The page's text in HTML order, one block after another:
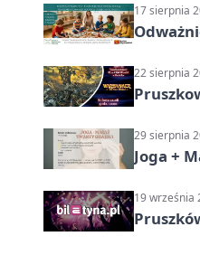
17 sierpnia
22 sierpnia
29 sierpnia
Joga +
19 września